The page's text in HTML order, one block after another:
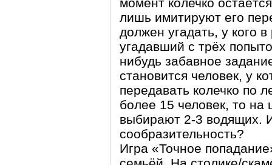
лишь имитируют его
должен угадать, у кого
угадавший с трёх
нибудь забавное
становится человек, у
передавать колечко по
более 15 человек, то
выбирают 2-3 водящих.
сообразительность?
Игра «Точное